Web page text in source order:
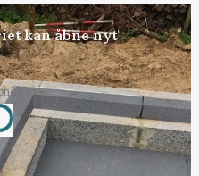
kan åbne nyt